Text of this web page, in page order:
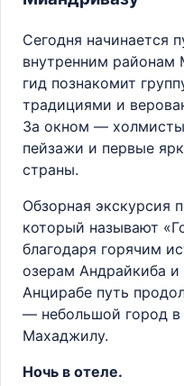
Сегодня начинается
внутренним районам
гид познакомит
традициями и
За окном —
пейзажи и первые
страны.
Обзорная экскурсия
который называют
благодаря горячим
озерам Андрайкиба
Анцирабе путь
— небольшой город в
Махаджилу.
Ночь в отеле.